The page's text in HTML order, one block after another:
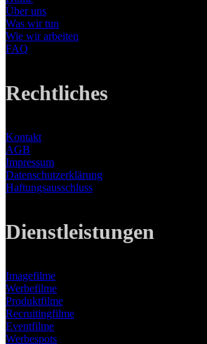
Über uns
Was wir tun
Wie wir arbeiten
FAQ
Rechtliches
Kontakt
AGB
Impressum
Datenschutzerklärung
Haftungsausschluss
Dienstleistungen
Imagefilme
Werbefilme
Produktfilme
Recruitingfilme
Eventfilme
Werbespots